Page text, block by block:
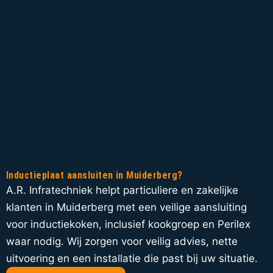
Inductieplaat aansluiten in Muiderberg?
A.R. Infratechniek helpt particuliere en zakelijke
klanten in Muiderberg met een veilige aansluiting
voor inductiekoken, inclusief kookgroep en Perilex
waar nodig. Wij zorgen voor veilig advies, nette
uitvoering en een installatie die past bij uw situatie.